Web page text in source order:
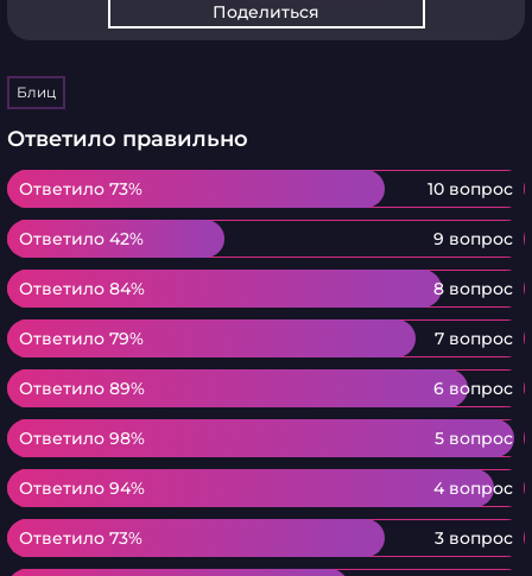
Поделиться
Блиц
Ответило правильно
Ответило 73% 10 вопрос
Ответило 73%
Ответило 42% 9 вопрос
Ответило 42%
Ответило 84% 8 вопрос
Ответило 84%
Ответило 79% 7 вопрос
Ответило 79%
Ответило 89% 6 вопрос
Ответило 89%
Ответило 98% 5 вопрос
Ответило 98%
Ответило 94% 4 вопрос
Ответило 94%
Ответило 73% 3 вопрос
Ответило 73%